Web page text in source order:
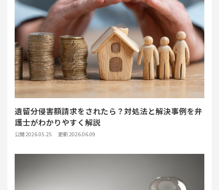
遺留分侵害額請求をされたら？対処法と解決事例を弁
護士がわかりやすく解説
公開 2026.05.25 更新 2026.06.09